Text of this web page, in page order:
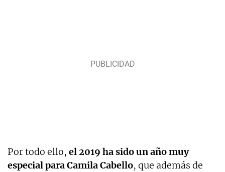
Por todo ello, el 2019 ha sido un año muy
especial para Camila Cabello, que además de